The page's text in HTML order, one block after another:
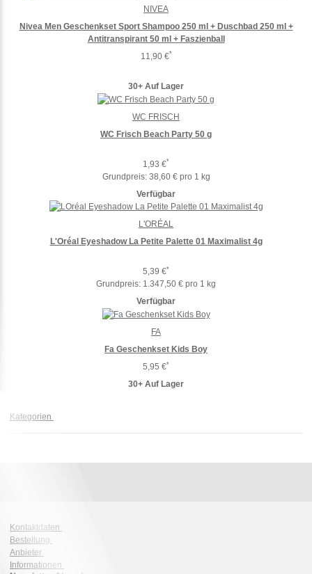
Nivea Men Geschenkset Sport Shampoo 250 ml + Duschbad 250 ml +
Antitranspirant 50 ml + Faszienball
11,90 €*
30+ Auf Lager
NIVEA
WC Frisch Beach Party 50 g
1,93 €*
Grundpreis: 38,60 € pro 1 kg
Verfügbar
WC FRISCH
L'Oréal Eyeshadow La Petite Palette 01 Maximalist 4g
5,39 €*
Grundpreis: 1.347,50 € pro 1 kg
Verfügbar
L'ORÉAL
Fa Geschenkset Kids Boy
5,95 €*
30+ Auf Lager
FA
Kategorien
Kontaktdaten
Bestellung
Anbieter
Informationen